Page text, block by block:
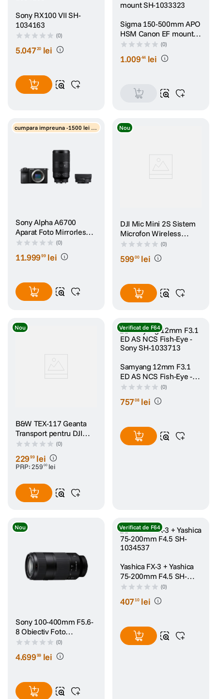
Sony RX100 VII SH-
1034163
(0)
5.04720 lei
Sigma 150-500mm APO
HSM Canon EF mount
SH-1033323(0)
1.00944 lei
cumpara impreuna -1500 lei di
Sony Alpha A6700
Aparat Foto Mirrorless
Kit cu Obiective 16-
50mm OSS II F3.5-5.6 si
70-350mm G OSS F4.5-
(0)
11.99999 lei
Nou
DJI Mic Mini 2S Sistem
Microfon Wireless
Single TX + 1 Mobile RX
+ Carcasa Incarcare
(0)
59900 lei
Nou
B&W TEX-117 Geanta
Transport pentru DJI
Neo 2 Fly More Combo
(0)
22999 lei
PRP:259 00 lei
Verificat de F64
Samyang 12mm F3.1
ED AS NCS Fish-Eye -
Sony SH-1033713
(0)
75708 lei
Nou
Sony 100-400mm F5.6-
8 Obiectiv Foto
Mirrorless Montura E
(0)
4.69999 lei
Verificat de F64
Yashica FX-3 + Yashica
75-200mm F4.5 SH-
1034537
(0)
40710 lei